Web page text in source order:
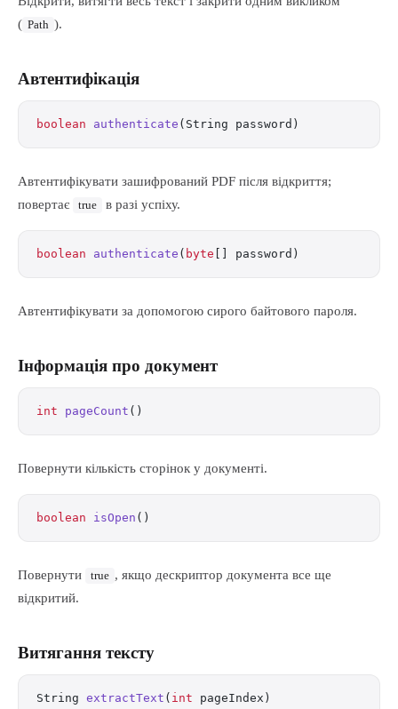
( Path ).
Автентифікація
boolean authenticate (String password)
Автентифікувати зашифрований PDF після відкриття;
повертає
true в разі успіху.
boolean authenticate ( byte [] password)
Автентифікувати за допомогою сирого байтового пароля.
Інформація про документ
int pageCount ()
Повернути кількість сторінок у документі.
boolean isOpen ()
Повернути true , якщо дескриптор документа все ще
відкритий.
Витягання тексту
String extractText ( int pageIndex)